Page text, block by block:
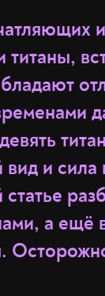
титаны,
и
а ещё